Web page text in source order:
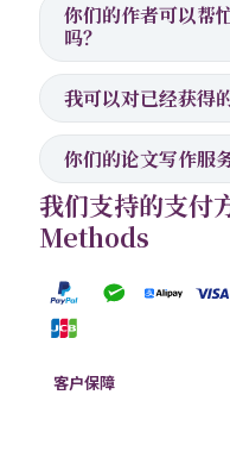
你们的作者可以帮
吗？
我可以对已经获得
你们的论文写作服
我们支持的支
Methods
客户保障